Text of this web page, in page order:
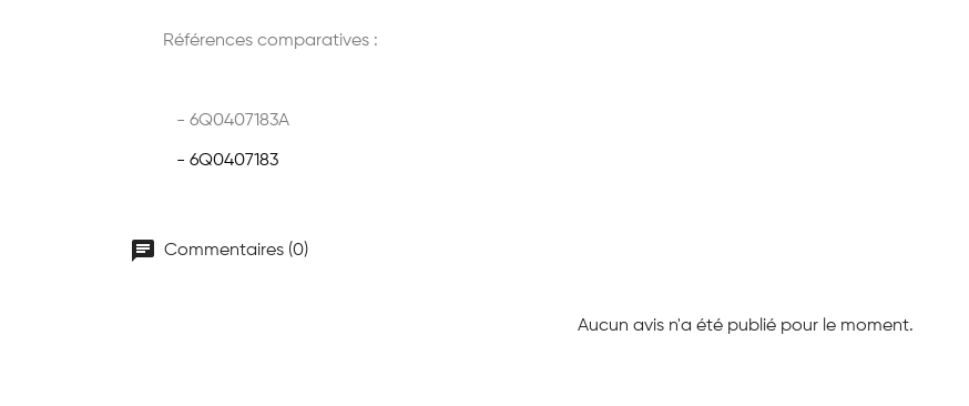
Références comparatives :
- 6Q0407183A
- 6Q0407183
chat Commentaires (0)
Aucun avis n'a été publié pour le moment.